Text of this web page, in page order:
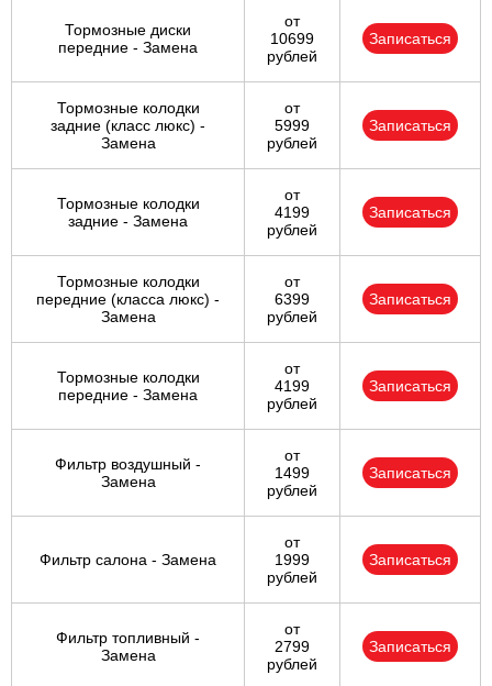
Тормозные диски
передние - Замена
от
10699
рублей
Записаться
Тормозные колодки
задние (класс люкс) -
Замена
от
5999
рублей
Записаться
Тормозные колодки
задние - Замена
от
4199
рублей
Записаться
Тормозные колодки
передние (класса люкс) -
Замена
от
6399
рублей
Записаться
Тормозные колодки
передние - Замена
от
4199
рублей
Записаться
Фильтр воздушный -
Замена
от
1499
рублей
Записаться
Фильтр салона - Замена
от
1999
рублей
Записаться
Фильтр топливный -
Замена
от
2799
рублей
Записаться